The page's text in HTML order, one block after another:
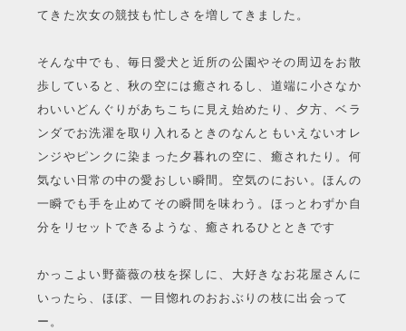
てきた次女の競技も忙しさを増してきました。
そんな中でも、毎日愛犬と近所の公園やその周辺をお散
歩していると、秋の空には癒されるし、道端に小さなか
わいいどんぐりがあちこちに見え始めたり、夕方、ベラ
ンダでお洗濯を取り入れるときのなんともいえないオレ
ンジやピンクに染まった夕暮れの空に、癒されたり。何
気ない日常の中の愛おしい瞬間。空気のにおい。ほんの
一瞬でも手を止めてその瞬間を味わう。ほっとわずか自
分をリセットできるような、癒されるひとときです
かっこよい野薔薇の枝を探しに、大好きなお花屋さんに
いったら、ほぼ、一目惚れのおおぶりの枝に出会って
ー。